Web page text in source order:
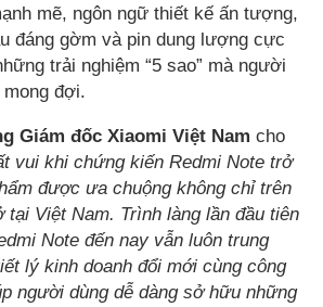
mẽ, ngôn ngữ thiết kế ấn tượng,
đáng gờm và pin dung lượng cực
trải nghiệm “5 sao” mà người
mong đợi.
Giám đốc Xiaomi Việt Nam cho
vui khi chứng kiến Redmi Note trở
được ưa chuộng không chỉ trên
tại Việt Nam. Trình làng lần đầu tiên
Note đến nay vẫn luôn trung
lý kinh doanh đổi mới cùng công
người dùng dễ dàng sở hữu những